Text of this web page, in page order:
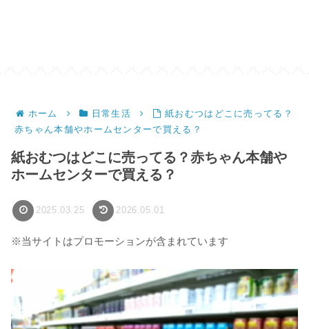
ホーム 日常生活
紙おむつはどこに売ってる？
赤ちゃん本舗やホームセンターで買える？
紙おむつはどこに売ってる？赤ちゃん本舗や
ホームセンターで買える？
2025.03.25 2026.05.01
※当サイトはプロモーションが含まれています